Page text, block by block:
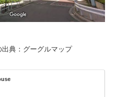
出典：グーグルマップ